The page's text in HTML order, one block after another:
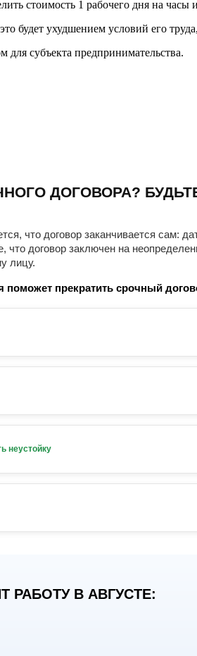
стоимость 1 рабочего дня на часы
будет ухудшением условий его
субъекта предпринимательства.
ДОГОВОРА?
что договор заканчивается сам:
договор заключен на
лицу.
прекратить срочный
неустойку
РАБОТУ В АВГУСТЕ: